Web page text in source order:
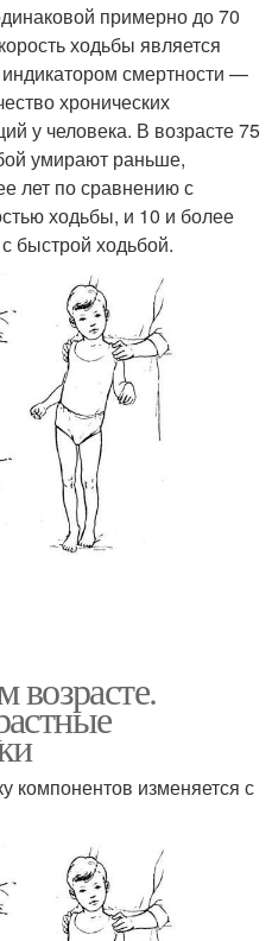
примерно до 70
ходьбы является
смертности —
хронических
у человека. В возрасте 75
умирают раньше,
лет по сравнению с
ходьбы, и 10 и более
быстрой ходьбой.
компонентов изменяется с